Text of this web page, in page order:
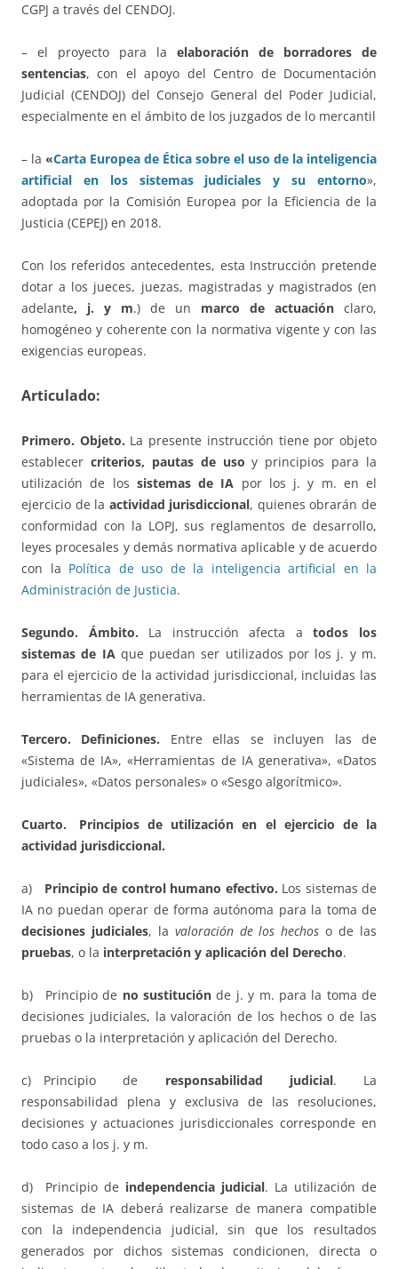
CGPJ a través del CENDOJ.
– el proyecto para la elaboración de borradores de
sentencias, con el apoyo del Centro de Documentación
Judicial (CENDOJ) del Consejo General del Poder Judicial,
especialmente en el ámbito de los juzgados de lo mercantil
– la «Carta Europea de Ética sobre el uso de la inteligencia
artificial en los sistemas judiciales y su entorno»,
adoptada por la Comisión Europea por la Eficiencia de la
Justicia (CEPEJ) en 2018.
Con los referidos antecedentes, esta Instrucción pretende
dotar a los jueces, juezas, magistradas y magistrados (en
adelante, j. y m.) de un marco de actuación claro,
homogéneo y coherente con la normativa vigente y con las
exigencias europeas.
Articulado:
Primero. Objeto. La presente instrucción tiene por objeto
establecer criterios, pautas de uso y principios para la
utilización de los sistemas de IA por los j. y m. en el
ejercicio de la actividad jurisdiccional, quienes obrarán de
conformidad con la LOPJ, sus reglamentos de desarrollo,
leyes procesales y demás normativa aplicable y de acuerdo
con la Política de uso de la inteligencia artificial en la
Administración de Justicia.
Segundo. Ámbito. La instrucción afecta atodos los
sistemas de IAque puedan ser utilizados por los j. y m.
para el ejercicio de la actividad jurisdiccional, incluidas las
herramientas de IA generativa.
Tercero. Definiciones. Entre ellas se incluyen las de
«Sistema de IA», «Herramientas de IA generativa», «Datos
judiciales», «Datos personales» o «Sesgo algorítmico».
Cuarto. Principios de utilización en el ejercicio de la
actividad jurisdiccional.
a) Principio de control humano efectivo. Los sistemas de
IA no puedan operar de forma autónoma para la toma de
decisiones judiciales, la valoración de los hechos o de las
pruebas, o la interpretación y aplicación del Derecho.
b) Principio de no sustitución de j. y m. para la toma de
decisiones judiciales, la valoración de los hechos o de las
pruebas o la interpretación y aplicación del Derecho.
c) Principio de responsabilidad judicial. La
responsabilidad plena y exclusiva de las resoluciones,
decisiones y actuaciones jurisdiccionales corresponde en
todo caso a los j. y m.
d) Principio de independencia judicial. La utilización de
sistemas de IA deberá realizarse de manera compatible
con la independencia judicial, sin que los resultados
generados por dichos sistemas condicionen, directa o